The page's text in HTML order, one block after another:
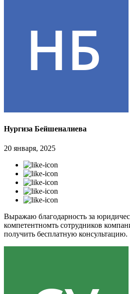
Нургиза Бейшеналиева
20 января, 2025
Выражаю благодарность за
компетентномть сотрудников
получить бесплатную консультацию.